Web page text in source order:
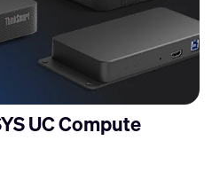
UC Compute